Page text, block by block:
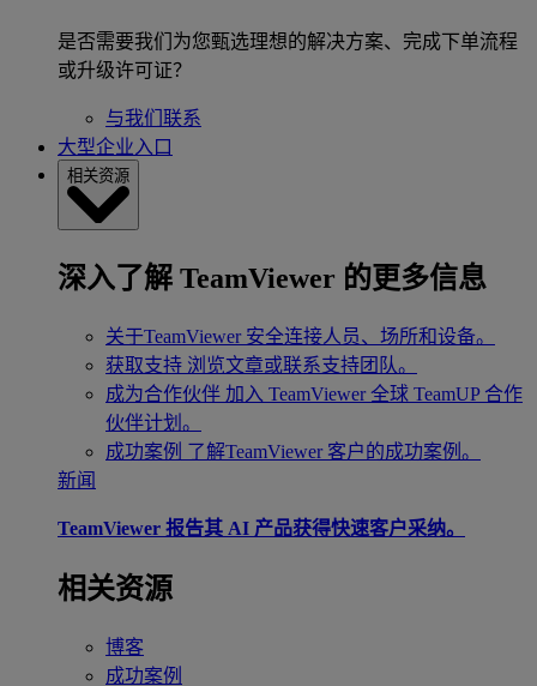
是否需要我们为您甄选理想的解决方案、完成下单流程
或升级许可证？
与我们联系
大型企业入口
相关资源
深入了解 TeamViewer 的更多信息
关于TeamViewer 安全连接人员、场所和设备。
获取支持 浏览文章或联系支持团队。
成为合作伙伴 加入 TeamViewer 全球 TeamUP 合作
伙伴计划。
成功案例 了解TeamViewer 客户的成功案例。
新闻
TeamViewer 报告其 AI 产品获得快速客户采纳。
相关资源
博客
成功案例